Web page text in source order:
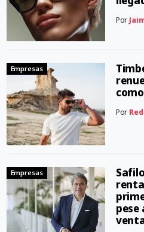
Por
Empresas
Por
Empresas
pese